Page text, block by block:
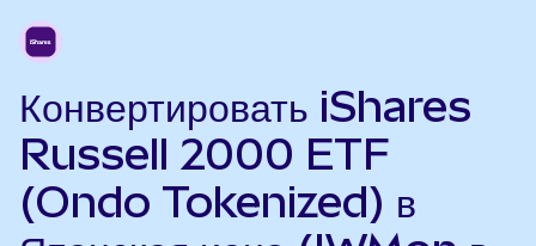
Конвертировать iShares
Russell 2000 ETF
(Ondo Tokenized) в